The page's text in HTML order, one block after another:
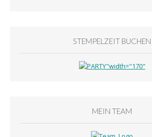
STEMPELZEIT BUCHEN
MEIN TEAM